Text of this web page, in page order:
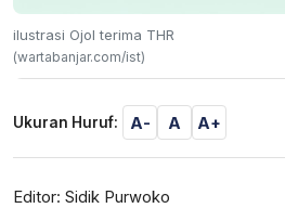
ilustrasi Ojol terima THR
(wartabanjar.com/ist)
Ukuran Huruf: A- A A+
Editor: Sidik Purwoko